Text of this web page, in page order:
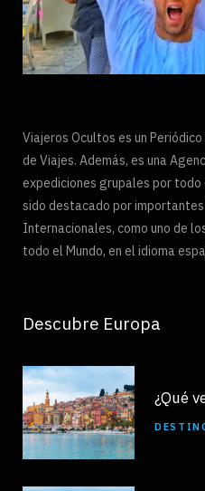
Viajeros Ocultos es un
de Viajes. Además, es una
expediciones grupales por todo
sido destacado por importantes
Internacionales, como uno de
todo el Mundo, en el idioma
Descubre Europa
¿Qué